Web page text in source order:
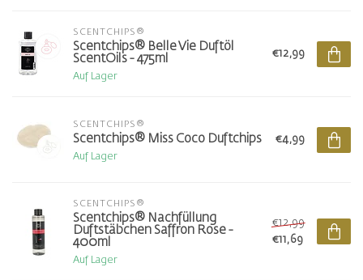
SCENTCHIPS®
Scentchips® Belle Vie Duftöl
ScentOils - 475ml
Auf Lager
€12,99
SCENTCHIPS®
Scentchips® Miss Coco Duftchips
Auf Lager
€4,99
SCENTCHIPS®
Scentchips® Nachfüllung
Duftstäbchen Saffron Rose -
400ml
Auf Lager
€12,99
€11,69